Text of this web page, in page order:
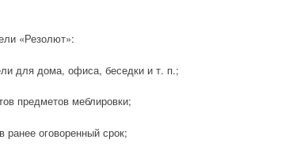
«Резолют»:
для дома, офиса, беседки и т. п.;
предметов меблировки;
ранее оговоренный срок;